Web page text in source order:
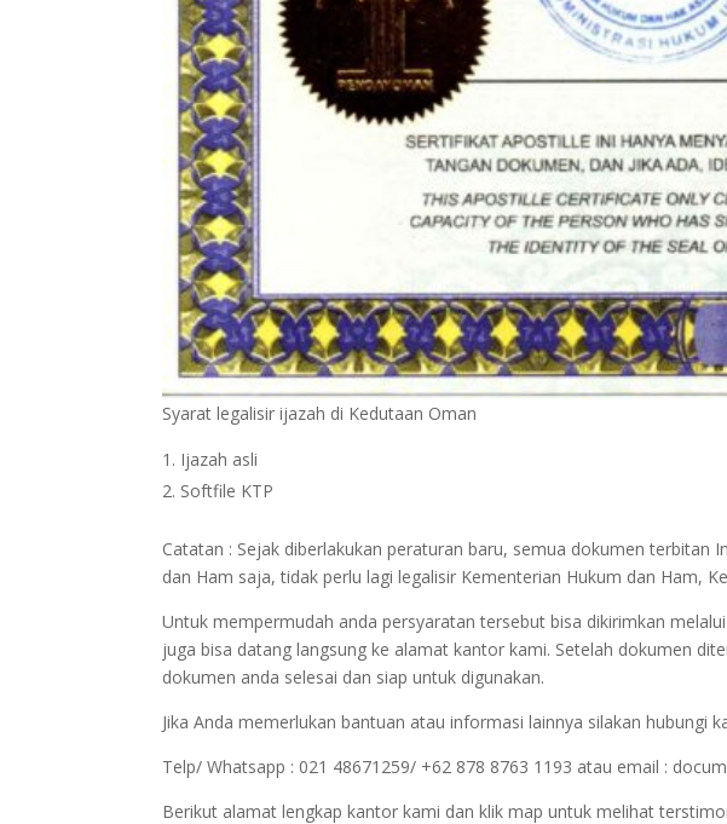
Syarat legalisir ijazah di Kedutaan Oman
Ijazah asli
Softfile KTP
Catatan : Sejak diberlakukan peraturan baru, semua dokumen terbitan
dan Ham saja, tidak perlu lagi legalisir Kementerian Hukum dan Ham,
Untuk mempermudah anda persyaratan tersebut bisa dikirimkan
juga bisa datang langsung ke alamat kantor kami. Setelah dokumen
dokumen anda selesai dan siap untuk digunakan.
Jika Anda memerlukan bantuan atau informasi lainnya silakan hubungi
Telp/ Whatsapp : 021 48671259/ +62 878 8763 1193 atau email :
Berikut alamat lengkap kantor kami dan klik map untuk melihat